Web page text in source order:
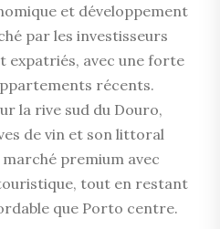
et développement
par les investisseurs
expatriés, avec une forte
récents.
la rive sud du Douro,
de vin et son littoral
premium avec
tout en restant
que Porto centre.